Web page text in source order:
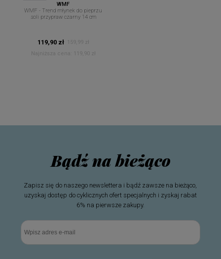
WMF
WMF - Trend młynek do pieprzu
soli przypraw czarny 14 cm
119,90 zł
159,99 zł
Najniższa cena:
119,90 zł
Bądź na bieżąco
Zapisz się do naszego newslettera i bądź zawsze na bieżąco,
uzyskaj dostęp do cyklicznych ofert specjalnych i zyskaj rabat
6% na pierwsze zakupy.